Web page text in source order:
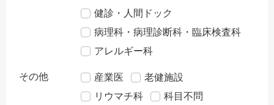
健診・人間ドック
病理科・病理診断科・臨床検査科
アレルギー科
その他 産業医
老健施設
リウマチ科
科目不問